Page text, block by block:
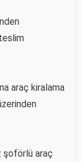
araç kiralama
şoförlü araç